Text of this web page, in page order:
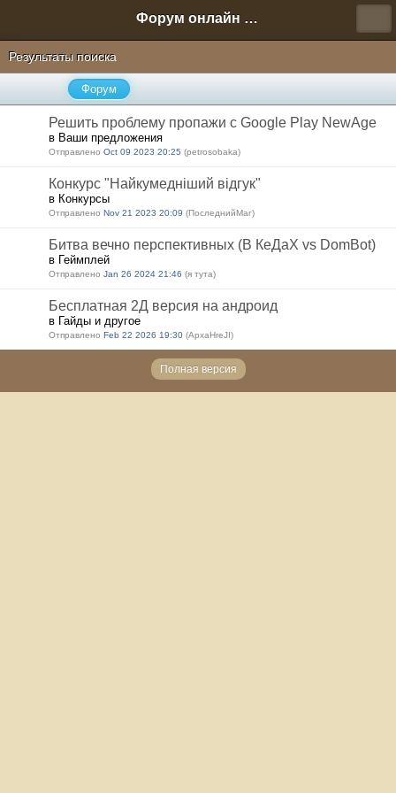
Форум онлайн игры "Новая Эра" (Нюра Биз)
Результаты поиска
Форум
Решить проблему пропажи с Google Play NewAge
в Ваши предложения
Отправлено Oct 09 2023 20:25 (petrosobaka)
Конкурс "Найкумедніший відгук"
в Конкурсы
Отправлено Nov 21 2023 20:09 (ПоследнийМаг)
Битва вечно перспективных (В КеДаХ vs DomBot)
в Геймплей
Отправлено Jan 26 2024 21:46 (я тута)
Бесплатная 2Д версия на андроид
в Гайды и другое
Отправлено Feb 22 2026 19:30 (ApxaHreJI)
Полная версия